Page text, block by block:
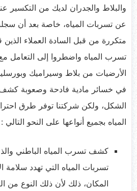
والبلاط والجدران لديك من التكسير
عن تسربات المياه، خاصة بعد أن
متكررة من قبل السادة العملاء
تسرب المياه واضطروا إلى التعامل
الأرضيات من بلاط وسيراميك
في خسائر مادية فادحة وصعوبة كشف
الشكل، ولكن شركتنا توفر طرق
المياه بجميع أنواعها على النحو التالي :
كشف تسرب المياه الباطني
تسربات المياه التي تهدد سلامة
المكان، ذلك لأن ذلك النوع من